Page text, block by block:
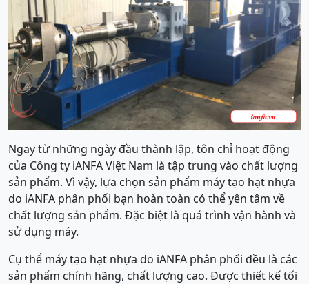
Ngay từ những ngày đầu thành lập, tôn chỉ hoạt động
của Công ty iANFA Việt Nam là tập trung vào chất lượng
sản phẩm. Vì vậy, lựa chọn sản phẩm máy tạo hạt nhựa
do iANFA phân phối bạn hoàn toàn có thể yên tâm về
chất lượng sản phẩm. Đặc biệt là quá trình vận hành và
sử dụng máy.
Cụ thể máy tạo hạt nhựa do iANFA phân phối đều là các
sản phẩm chính hãng, chất lượng cao. Được thiết kế tối